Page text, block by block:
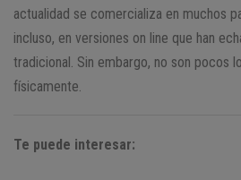
actualidad se comercializa en muchos
incluso, en versiones on line que han
tradicional. Sin embargo, no son pocos
físicamente.
Te puede interesar: